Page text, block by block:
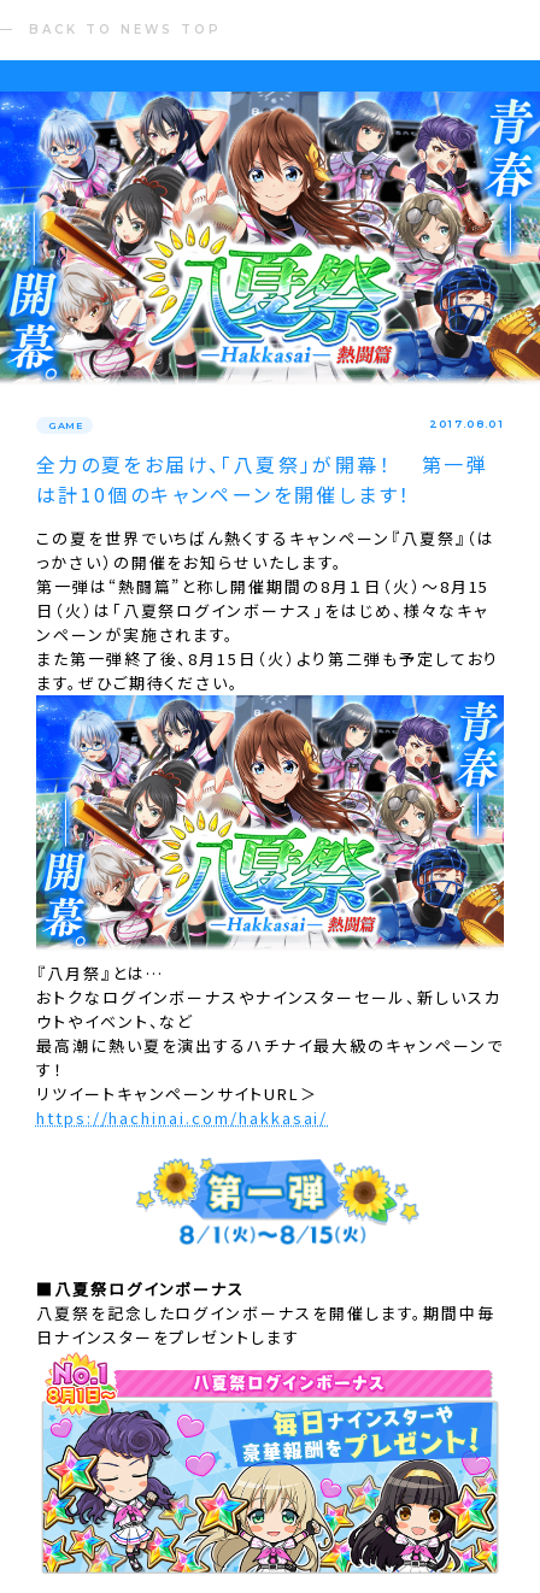
BACK TO NEWS TOP
GAME 2017.08.01
全力の夏をお届け、「八夏祭」が開幕！ 第一弾
は計10個のキャンペーンを開催します！
この夏を世界でいちばん熱くするキャンペーン『八夏祭』（は
っかさい）の開催をお知らせいたします。
第一弾は“熱闘篇”と称し開催期間の8月１日（火）〜8月15
日（火）は「八夏祭ログインボーナス」をはじめ、様々なキャ
ンペーンが実施されます。
また第一弾終了後、8月15日（火）より第二弾も予定しており
ます。ぜひご期待ください。
『八月祭』とは…
おトクなログインボーナスやナインスターセール、新しいスカ
ウトやイベント、など
最高潮に熱い夏を演出するハチナイ最大級のキャンペーンで
す！
リツイートキャンペーンサイトURL＞
https://hachinai.com/hakkasai/
■八夏祭ログインボーナス
八夏祭を記念したログインボーナスを開催します。期間中毎
日ナインスターをプレゼントします